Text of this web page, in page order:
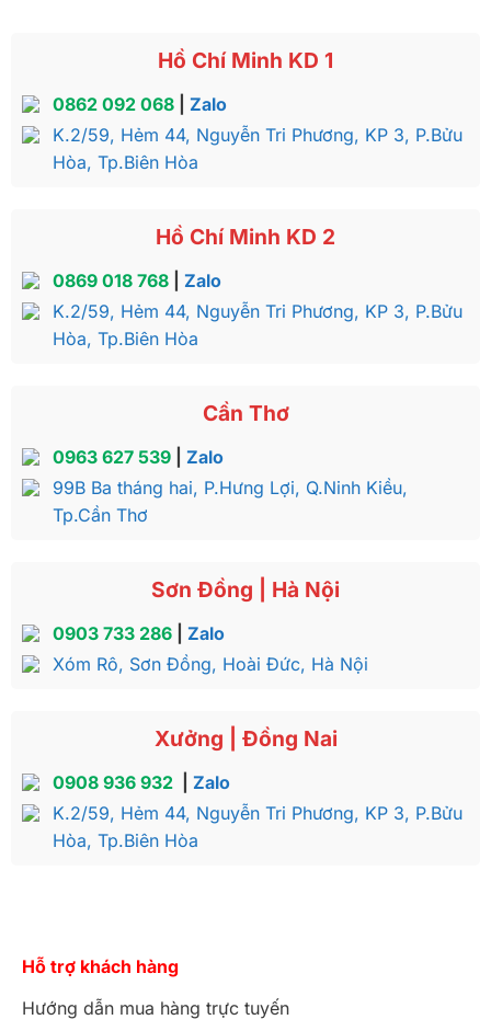
Hồ Chí Minh KD 1
0862 092 068| Zalo
K.2/59, Hẻm 44, Nguyễn Tri Phương, KP 3, P.Bửu
Hòa, Tp.Biên Hòa
Hồ Chí Minh KD 2
0869 018 768| Zalo
K.2/59, Hẻm 44, Nguyễn Tri Phương, KP 3, P.Bửu
Hòa, Tp.Biên Hòa
Cần Thơ
0963 627 539| Zalo
99B Ba tháng hai, P.Hưng Lợi, Q.Ninh Kiều,
Tp.Cần Thơ
Sơn Đồng | Hà Nội
0903 733 286| Zalo
Xóm Rô, Sơn Đồng, Hoài Đức, Hà Nội
Xưởng | Đồng Nai
0908 936 932
Zalo
K.2/59, Hẻm 44, Nguyễn Tri Phương, KP 3, P.Bửu
Hòa, Tp.Biên Hòa
Hỗ trợ khách hàng
Hướng dẫn mua hàng trực tuyến